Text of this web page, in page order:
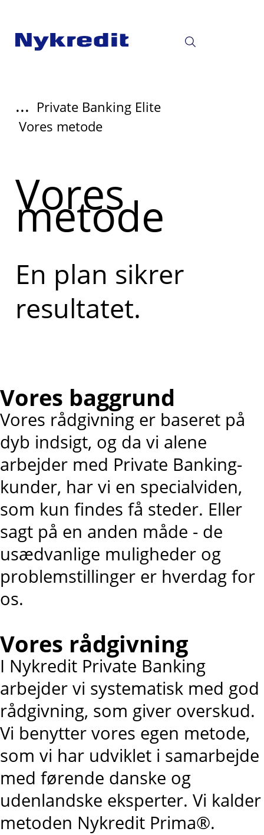
... Private Banking Elite
Vores metode
Vores
metode
En plan sikrer
resultatet.
Vores baggrund
Vores rådgivning er baseret på
dyb indsigt, og da vi alene
arbejder med Private Banking-
kunder, har vi en specialviden,
som kun findes få steder. Eller
sagt på en anden måde - de
usædvanlige muligheder og
problemstillinger er hverdag for
os.
Vores rådgivning
I Nykredit Private Banking
arbejder vi systematisk med god
rådgivning, som giver overskud.
Vi benytter vores egen metode,
som vi har udviklet i samarbejde
med førende danske og
udenlandske eksperter. Vi kalder
metoden Nykredit Prima®.